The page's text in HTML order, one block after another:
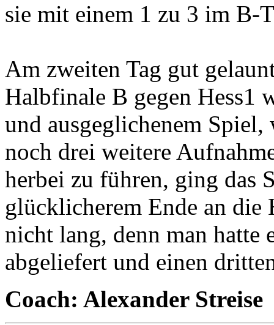
sie mit einem 1 zu 3 im B-
Am zweiten Tag gut
Halbfinale B gegen Hess1
und ausgeglichenem
noch drei weitere
herbei zu führen, ging das
glücklicherem Ende an die
nicht lang, denn man hatte
abgeliefert und einen
Coach: Alexander Streise